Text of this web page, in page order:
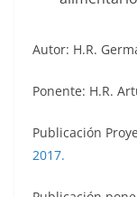
Autor: H.R.
Ponente: H.R.
Publicación
2017.